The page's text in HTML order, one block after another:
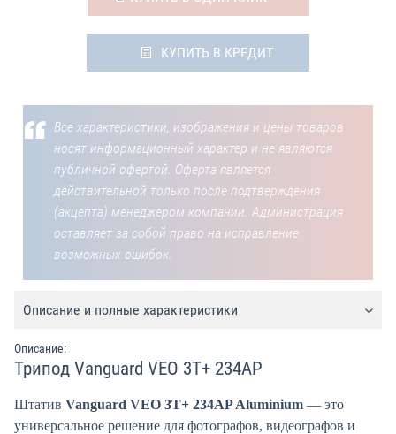
КУПИТЬ В КРЕДИТ
Все характеристики, изображения и цены товаров
носят информационный характер и не являются
публичной офертой. Оферта является
действительной только после подтверждения
(акцепта) менеджером компании. Администрация
оставляет за собой право на исправление
возможных ошибок.
Описание и полные характеристики
Описание:
Трипод Vanguard VEO 3T+ 234AP
Штатив Vanguard VEO 3T+ 234AP Aluminium — это
универсальное решение для фотографов, видеографов и